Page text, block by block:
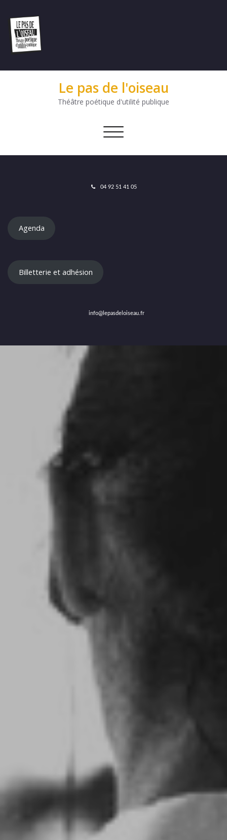
Le pas de l'oiseau
Théâtre poétique d'utilité publique
Afficher/masquer
navigation
04 92 51 41 05
Agenda
Billetterie et adhésion
info@lepasdeloiseau.fr